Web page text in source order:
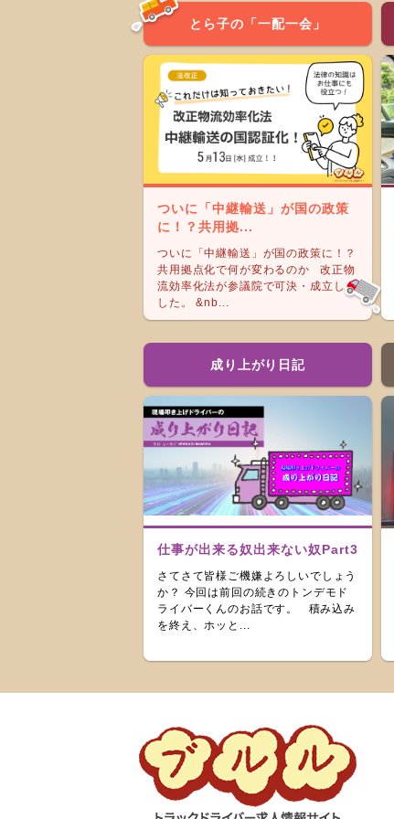
とら子の「一配一会」
ついに「中継輸送」が国の政策
に！？共用拠...
ついに「中継輸送」が国の政策に！？
共用拠点化で何が変わるのか 改正物
流効率化法が参議院で可決・成立しま
した。 &nb...
成り上がり日記
仕事が出来る奴出来ない奴Part3
さてさて皆様ご機嫌よろしいでしょう
か？ 今回は前回の続きのトンデモド
ライバーくんのお話です。 積み込み
を終え、ホッと...